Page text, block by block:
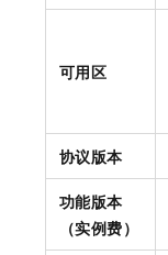
可用区
协议版本
功能版本
（实例费）